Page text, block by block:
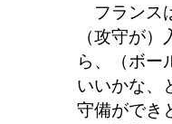
フランス
（攻守が
ら、（ボー
いいかな、
守備ができ